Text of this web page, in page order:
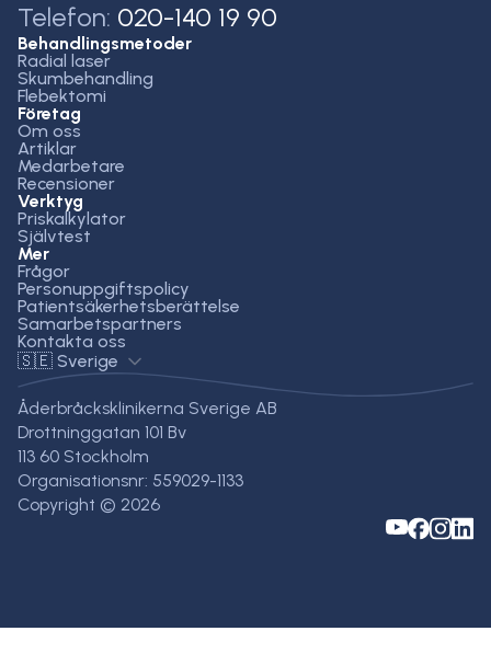
Telefon: 020-140 19 90
Behandlingsmetoder
Radial laser
Skumbehandling
Flebektomi
Företag
Om oss
Artiklar
Medarbetare
Recensioner
Verktyg
Priskalkylator
Självtest
Mer
Frågor
Personuppgiftspolicy
Patientsäkerhetsberättelse
Samarbetspartners
Kontakta oss
🇸🇪 Sverige
Åderbråcksklinikerna Sverige AB
Drottninggatan 101 Bv
113 60 Stockholm
Organisationsnr: 559029-1133
Copyright © 2026